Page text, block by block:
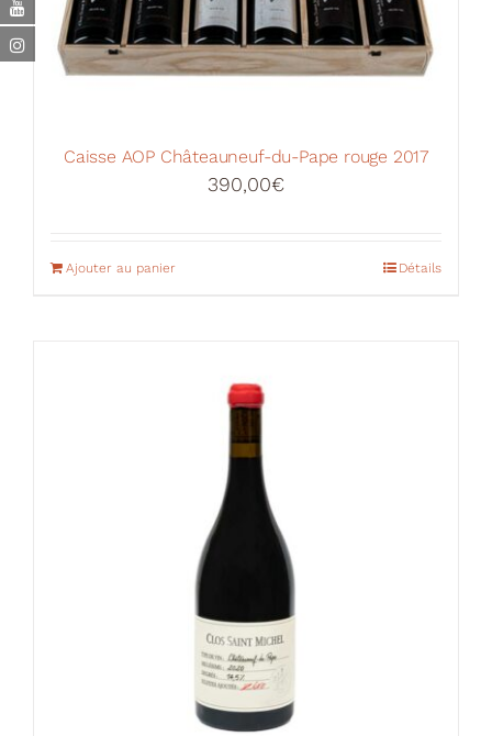
Caisse AOP Châteauneuf-du-Pape rouge 2017
390,00€
Ajouter au panier Détails